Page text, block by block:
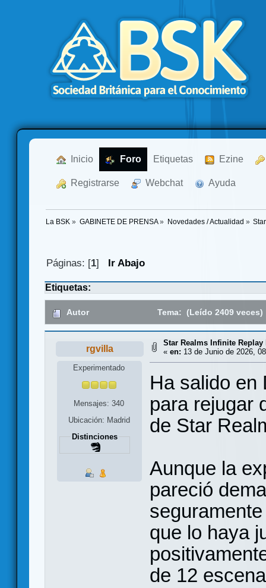
Inicio Foro Etiquetas Ezine
Registrarse Webchat Ayuda
La BSK » GABINETE DE PRENSA» Novedades / Actualidad »
Páginas: [1] Ir Abajo
Etiquetas:
Autor Tema: (Leído 2409 veces)
rgvilla
Experimentado
Mensajes: 340
Ubicación: Madrid
Distinciones
Star Realms Infinite Replay
« en: 13 de Junio de 2026,
Ha salido en
para rejugar
de Star
Aunque la
pareció
que lo haya
de 12